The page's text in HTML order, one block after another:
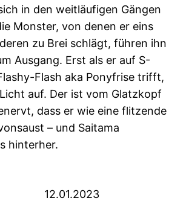
in den weitläufigen Gängen
Monster, von denen er eins
zu Brei schlägt, führen ihn
Ausgang. Erst als er auf S-
Flash aka Ponyfrise trifft,
auf. Der ist vom Glatzkopf
dass er wie eine flitzende
– und Saitama
hinterher.
12.01.2023